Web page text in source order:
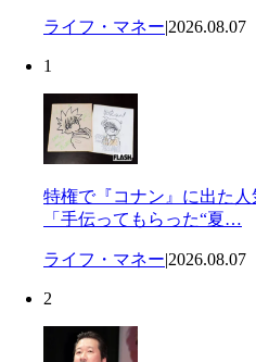
ライフ・マネー|2026.08.07
1
特権で『コナン』に出た
「手伝ってもらった“夏…
ライフ・マネー|2026.08.07
2